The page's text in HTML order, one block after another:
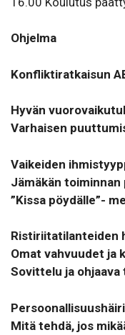
Ohjelma
Konfliktiratkaisun
Hyvän
Varhaisen
Vaikeiden
Jämäkän
”Kissa pöydälle”-
Ristiriitatilanteiden
Omat vahvuudet ja
Sovittelu ja
Mitä tehdä, jos